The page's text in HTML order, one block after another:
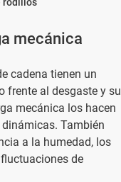
rodillos
mecánica
cadena tienen un
frente al desgaste y su
mecánica los hacen
También
a la humedad, los
de